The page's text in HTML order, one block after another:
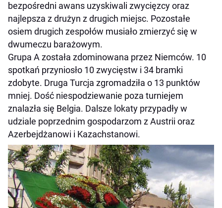
bezpośredni awans uzyskiwali zwycięzcy oraz
najlepsza z drużyn z drugich miejsc. Pozostałe
osiem drugich zespołów musiało zmierzyć się w
dwumeczu barażowym.
Grupa A została zdominowana przez Niemców. 10
spotkań przyniosło 10 zwycięstw i 34 bramki
zdobyte. Druga Turcja zgromadziła o 13 punktów
mniej. Dość niespodziewanie poza turniejem
znalazła się Belgia. Dalsze lokaty przypadły w
udziale poprzednim gospodarzom z Austrii oraz
Azerbejdżanowi i Kazachstanowi.